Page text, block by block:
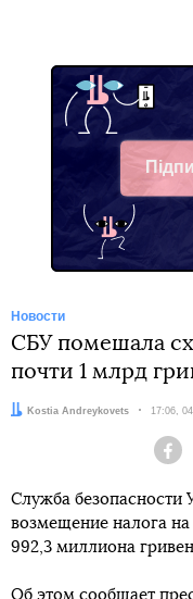
Новости
СБУ помешала
почти 1 млрд
Автор:Kostia Andreykovets Дата:
17:06,
Служба безопасности
возмещение налога
992,3 миллиона гривен.
Об этом сообщает